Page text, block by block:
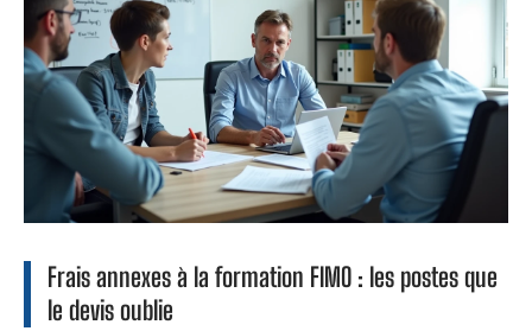
Frais annexes à la formation FIMO : les postes que
le devis oublie